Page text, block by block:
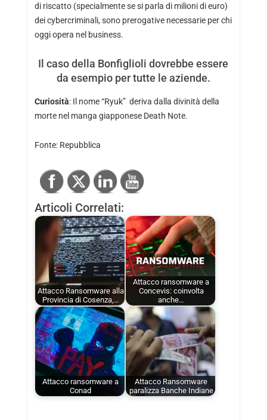
di riscatto (specialmente se si parla di milioni di euro)
dei cybercriminali, sono prerogative necessarie per chi
oggi opera nel business.
Il caso della Bonfiglioli dovrebbe essere
da esempio per tutte le aziende.
Curiosità: Il nome “Ryuk” deriva dalla divinità della
morte nel manga giapponese Death Note.
Fonte: Repubblica
Articoli Correlati:
Attacco Ransomware alla
Provincia di Cosenza,…
Attacco ransomware a
Concevis: coinvolta
anche…
Attacco ransomware a
Conad
Attacco Ransomware
paralizza Banche Indiane